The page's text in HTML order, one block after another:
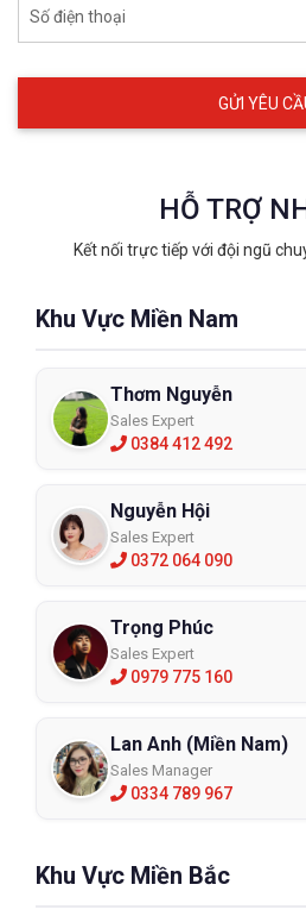
Số điện thoại
HỖ TRỢ
Kết nối trực tiếp với đội ngũ
Khu Vực Miền Nam
Thơm Nguyễn
Sales Expert
0384 412 492
Nguyễn Hội
Sales Expert
0372 064 090
Trọng Phúc
Sales Expert
0979 775 160
Lan Anh (Miền Nam)
Sales Manager
0334 789 967
Khu Vực Miền Bắc